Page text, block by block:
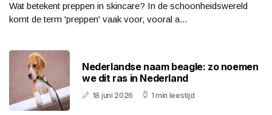
Wat betekent preppen in skincare? In de schoonheidswereld
komt de term 'preppen' vaak voor, vooral a...
Nederlandse naam beagle: zo noemen
we dit ras in Nederland
18 juni 2026 1 min leestijd